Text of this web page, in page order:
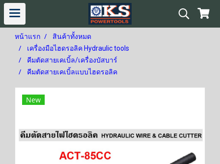
หน้าแรก
สินค้าทั้งหมด
เครื่องมือไฮดรอลิค Hydraulic tools
คีมตัดสายเคเบิ้ล/เครื่องบัสบาร์
คีมตัดสายเคเบิ้ลแบบไฮดรอลิค
New